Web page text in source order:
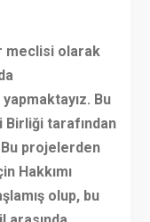
meclisi olarak
Bu
Birliği tarafından
Bu projelerden
Hakkımı
olup, bu